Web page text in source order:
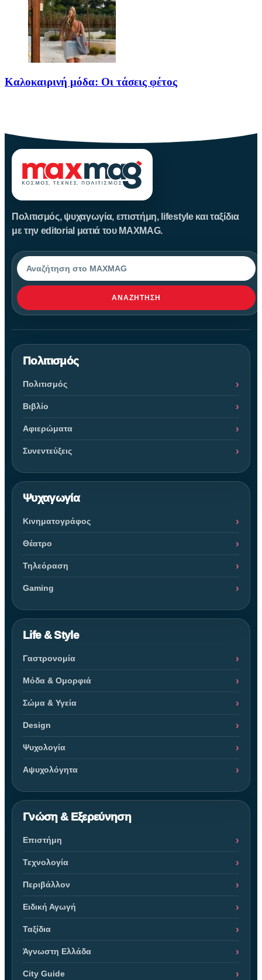
Καλοκαιρινή μόδα: Οι τάσεις φέτος
Πολιτισμός, ψυχαγωγία, επιστήμη, lifestyle και ταξίδια
με την editorial ματιά του MAXMAG.
Αναζήτηση
ΑΝΑΖΉΤΗΣΗ
Πολιτισμός
Πολιτισμός
Βιβλίο
Αφιερώματα
Συνεντεύξεις
Ψυχαγωγία
Κινηματογράφος
Θέατρο
Τηλεόραση
Gaming
Life & Style
Γαστρονομία
Μόδα & Ομορφιά
Σώμα & Υγεία
Design
Ψυχολογία
Αψυχολόγητα
Γνώση & Εξερεύνηση
Επιστήμη
Τεχνολογία
Περιβάλλον
Ειδική Αγωγή
Ταξίδια
Άγνωστη Ελλάδα
City Guide